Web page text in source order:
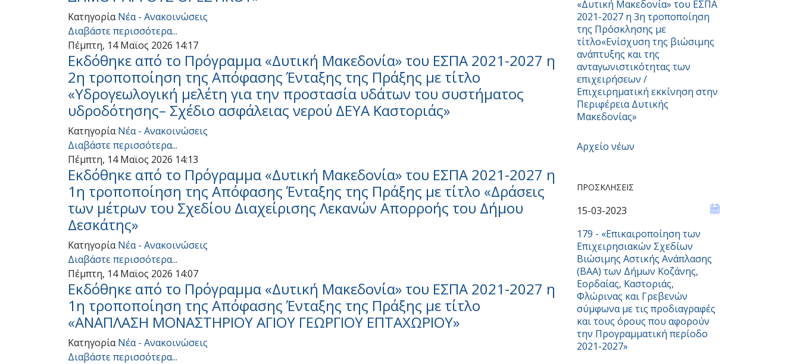
Κατηγορία Νέα - Ανακοινώσεις
Διαβάστε περισσότερα...
Πέμπτη, 14 Μαϊος 2026 14:17
Εκδόθηκε από το Πρόγραμμα «Δυτική Μακεδονία» του ΕΣΠΑ 2021-2027 η
2η τροποποίηση της Απόφασης Ένταξης της Πράξης με τίτλο
«Υδρογεωλογική μελέτη για την προστασία υδάτων του συστήματος
υδροδότησης– Σχέδιο ασφάλειας νερού ΔΕΥΑ Καστοριάς»
Κατηγορία Νέα - Ανακοινώσεις
Διαβάστε περισσότερα...
Πέμπτη, 14 Μαϊος 2026 14:13
Εκδόθηκε από το Πρόγραμμα «Δυτική Μακεδονία» του ΕΣΠΑ 2021-2027 η
1η τροποποίηση της Απόφασης Ένταξης της Πράξης με τίτλο «Δράσεις
των μέτρων του Σχεδίου Διαχείρισης Λεκανών Απορροής του Δήμου
Δεσκάτης»
Κατηγορία Νέα - Ανακοινώσεις
Διαβάστε περισσότερα...
Πέμπτη, 14 Μαϊος 2026 14:07
Εκδόθηκε από το Πρόγραμμα «Δυτική Μακεδονία» του ΕΣΠΑ 2021-2027 η
1η τροποποίηση της Απόφασης Ένταξης της Πράξης με τίτλο
«ΑΝΑΠΛΑΣΗ ΜΟΝΑΣΤΗΡΙΟΥ ΑΓΙΟΥ ΓΕΩΡΓΙΟΥ ΕΠΤΑΧΩΡΙΟΥ»
Κατηγορία Νέα - Ανακοινώσεις
Διαβάστε περισσότερα...
«Δυτική Μακεδονία» του ΕΣΠΑ
2021-2027 η 3η τροποποίηση
της Πρόσκλησης με
τίτλο«Ενίσχυση της βιώσιμης
ανάπτυξης και της
ανταγωνιστικότητας των
επιχειρήσεων /
Επιχειρηματική εκκίνηση στην
Περιφέρεια Δυτικής
Μακεδονίας»
Αρχείο νέων
ΠΡΟΣΚΛΉΣΕΙΣ
15-03-2023
179 - «Επικαιροποίηση των
Επιχειρησιακών Σχεδίων
Βιώσιμης Αστικής Ανάπλασης
(ΒΑΑ) των Δήμων Κοζάνης,
Εορδαίας, Καστοριάς,
Φλώρινας και Γρεβενών
σύμφωνα με τις προδιαγραφές
και τους όρους που αφορούν
την Προγραμματική περίοδο
2021-2027»